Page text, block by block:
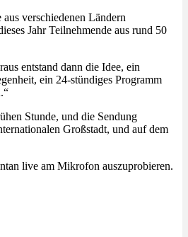
verschiedenen Ländern
Jahr Teilnehmende aus rund 50
entstand dann die Idee, ein
ein 24-stündiges Programm
Stunde, und die Sendung
Großstadt, und auf dem
live am Mikrofon auszuprobieren.